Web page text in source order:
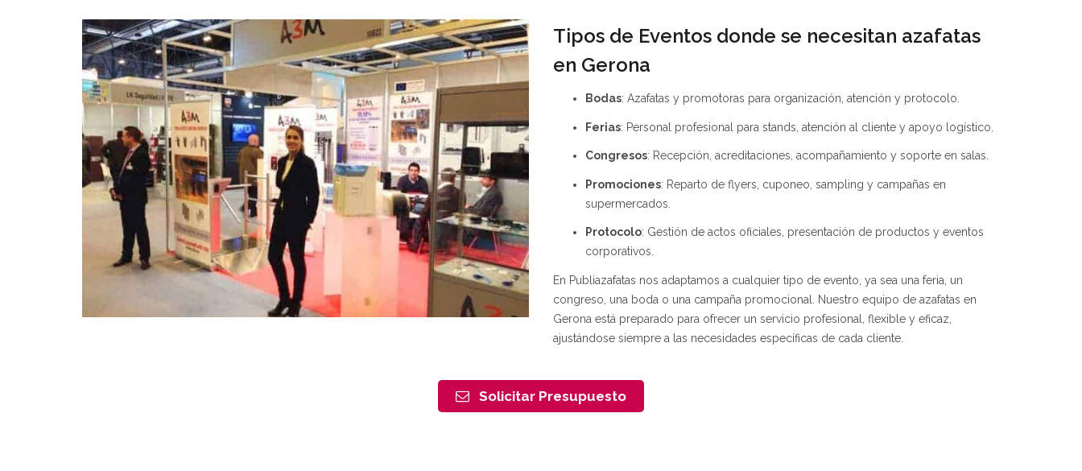
Tipos de Eventos donde se necesitan azafatas
en Gerona
Bodas: Azafatas y promotoras para organización, atención y protocolo.
Ferias: Personal profesional para stands, atención al cliente y apoyo logístico.
Congresos: Recepción, acreditaciones, acompañamiento y soporte en salas.
Promociones: Reparto de flyers, cuponeo, sampling y campañas en
supermercados.
Protocolo: Gestión de actos oficiales, presentación de productos y eventos
corporativos.
En Publiazafatas nos adaptamos a cualquier tipo de evento, ya sea una feria, un
congreso, una boda o una campaña promocional. Nuestro equipo de azafatas en
Gerona está preparado para ofrecer un servicio profesional, flexible y eficaz,
ajustándose siempre a las necesidades específicas de cada cliente.
Solicitar Presupuesto